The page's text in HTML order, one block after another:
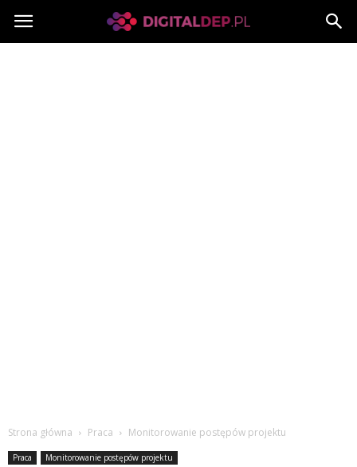
Digitaldep.pl
Strona główna Praca Monitorowanie postępów projektu
Praca Monitorowanie postępów projektu